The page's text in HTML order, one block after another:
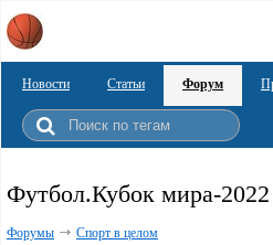
Новости Статьи Форум
Футбол.Кубок мира-
Форумы Спорт в целом